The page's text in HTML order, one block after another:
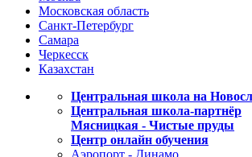
Московская область
Санкт-Петербург
Самара
Черкесск
Казахстан
Центральная школа на
Центральная школа-партнёр
Мясницкая - Чистые пруды
Центр онлайн обучения